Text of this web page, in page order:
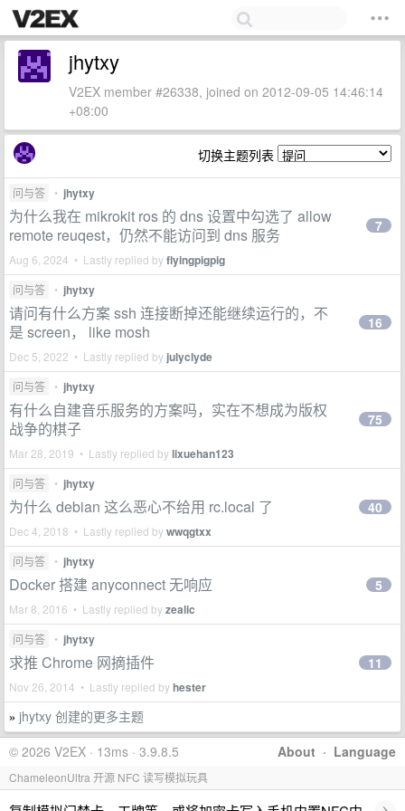
jhytxy
V2EX member #26338, joined on 2012-09-05 14:46:14
+08:00
切换主题列表
问与答 • jhytxy
为什么我在 mikrokit ros 的 dns 设置中勾选了 allow
remote reuqest，仍然不能访问到 dns 服务
Aug 6, 2024 • Lastly replied byflyingpigpig
7
问与答 • jhytxy
请问有什么方案 ssh 连接断掉还能继续运行的，不
是 screen， like mosh
Dec 5, 2022 • Lastly replied by julyclyde
16
问与答 • jhytxy
有什么自建音乐服务的方案吗，实在不想成为版权
战争的棋子
Mar 28, 2019 • Lastly replied bylixuehan123
75
问与答 • jhytxy
为什么 debian 这么恶心不给用 rc.local 了
Dec 4, 2018 • Lastly replied bywwqgtxx
40
问与答 • jhytxy
Docker 搭建 anyconnect 无响应
Mar 8, 2016 • Lastly replied byzealic
5
问与答 • jhytxy
求推 Chrome 网摘插件
Nov 26, 2014 • Lastly replied byhester
11
» jhytxy 创建的更多主题
About · Language
© 2026 V2EX · 13ms · 3.9.8.5
ChameleonUltra 开源 NFC 读写模拟玩具